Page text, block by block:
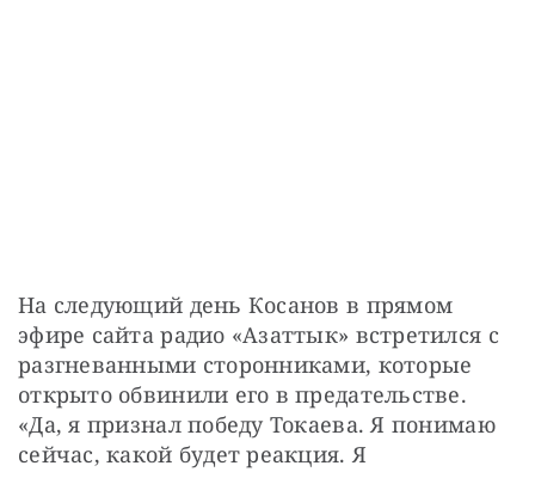
На следующий день Косанов в прямом
эфире сайта радио «Азаттык» встретился с
разгневанными сторонниками, которые
открыто обвинили его в предательстве.
«Да, я признал победу Токаева. Я понимаю
сейчас, какой будет реакция. Я